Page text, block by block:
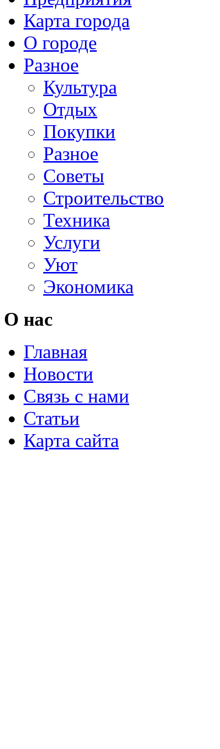
Карта города
О городе
Разное
Культура
Отдых
Покупки
Разное
Советы
Строительство
Техника
Услуги
Уют
Экономика
О нас
Главная
Новости
Связь с нами
Статьи
Карта сайта